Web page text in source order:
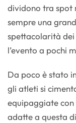
dividono tra spot
sempre una
spettacolarità dei
l’evento a pochi
Da poco è stato
gli atleti si
equipaggiate
adatte a questa